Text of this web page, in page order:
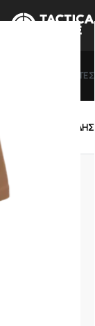
ΔΩΡΟΚΑΡΤΕΣ
ΕΝΔΥΣΗ – ΥΠΟΔΗΣΗ